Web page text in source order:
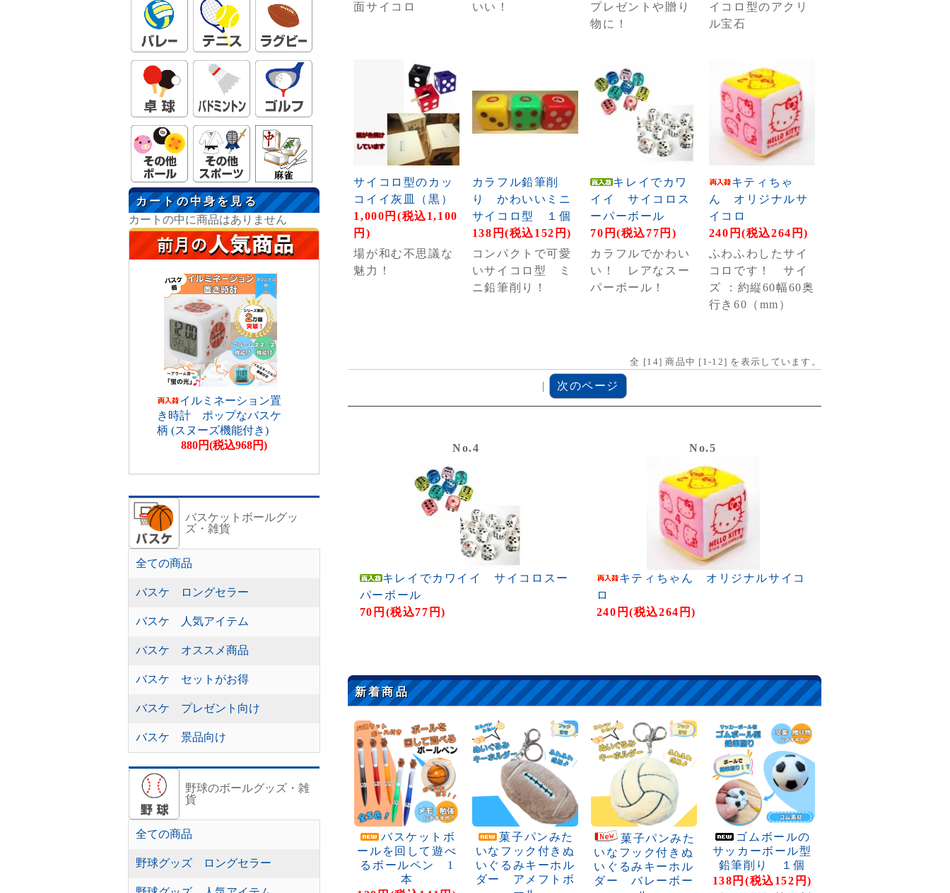
面サイコロ
いい！
プレゼントや贈り
物に！
イコロ型のアクリ
ル宝石
サイコロ型のカッ
コイイ灰皿（黒）
1,000円(税込1,100
円)
場が和む不思議な
魅力！
カラフル鉛筆削
り かわいいミニ
サイコロ型 １個
138円(税込152円)
コンパクトで可愛
いサイコロ型 ミ
ニ鉛筆削り！
キレイでカワ
イイ サイコロス
ーパーボール
70円(税込77円)
カラフルでかわい
い！ レアなスー
パーボール！
キティちゃ
ん オリジナルサ
イコロ
240円(税込264円)
ふわふわしたサイ
コロです！ サイ
ズ ：約縦60幅60奥
行き60（mm）
全 [14] 商品中 [ 1-12] を表示しています。
| 次のページ
No.4
キレイでカワイイ サイコロスー
パーボール
70円(税込77円)
No.5
キティちゃん オリジナルサイコ
ロ
240円(税込264円)
新着商品
バスケットボ
ールを回して遊べ
るボールペン 1
本
菓子パンみた
いなフック付きぬ
いぐるみキーホル
ダー アメフトボ
菓子パンみた
いなフック付きぬ
いぐるみキーホル
ダー バレーボー
ゴムボールの
サッカーボール型
鉛筆削り １個
138円(税込152円)
カートの中身を見る
カートの中に商品はありません
イルミネーション置
き時計 ポップなバスケ
柄 (スヌーズ機能付き)
880円(税込968円)
バスケットボールグッ
ズ・雑貨
全ての商品
バスケ ロングセラー
バスケ 人気アイテム
バスケ オススメ商品
バスケ セットがお得
バスケ プレゼント向け
バスケ 景品向け
野球のボールグッズ・雑
貨
全ての商品
野球グッズ ロングセラー